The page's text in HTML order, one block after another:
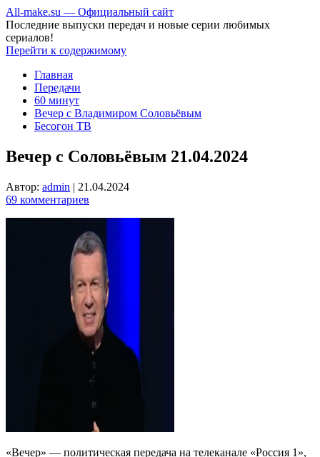
All-make.su — Официальный сайт
Последние выпуски передач и новые серии любимых
сериалов!
Перейти к содержимому
Главная
Передачи
60 минут
Вечер с Владимиром Соловьёвым
Бесогон ТВ
Вечер с Соловьёвым 21.04.2024
Автор: admin | 21.04.2024
69 комментариев
«Вечер» — политическая передача на телеканале «Россия 1»,